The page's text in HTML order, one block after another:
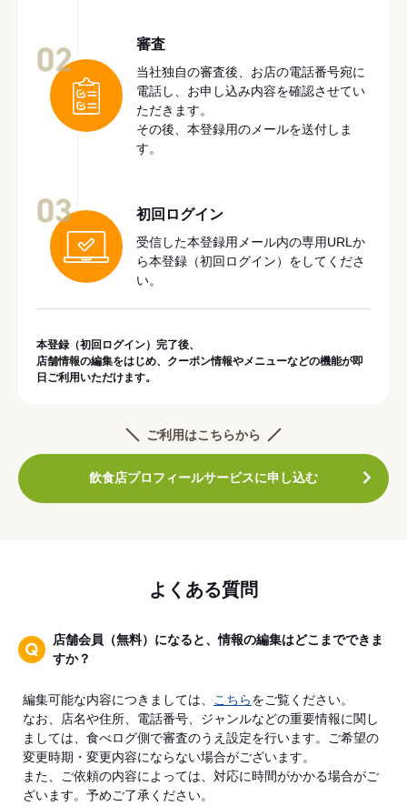
審査
当社独自の審査後、お店の電話番号宛に
電話し、お申し込み内容を確認させてい
ただきます。
その後、本登録用のメールを送付しま
す。
初回ログイン
受信した本登録用メール内の専用URLか
ら本登録（初回ログイン）をしてくださ
い。
本登録（初回ログイン）完了後、
店舗情報の編集をはじめ、クーポン情報やメニューなどの機能が即
日ご利用いただけます。
ご利用はこちらから
飲食店プロフィールサービスに申し込む
よくある質問
店舗会員（無料）になると、情報の編集はどこまでできま
すか？
編集可能な内容につきましては、 こちらをご覧ください。
なお、店名や住所、電話番号、ジャンルなどの重要情報に関し
ましては、食べログ側で審査のうえ設定を行います。ご希望の
変更時期・変更内容にならない場合がございます。
また、ご依頼の内容によっては、対応に時間がかかる場合がご
ざいます。予めご了承ください。